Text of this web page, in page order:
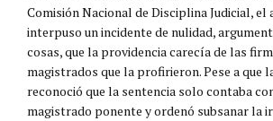
Comisión Nacional de Disciplina Judicial, el
interpuso un incidente de nulidad,
cosas, que la providencia carecía de las
magistrados que la profirieron. Pese a que
reconoció que la sentencia solo contaba
magistrado ponente y ordenó subsanar la